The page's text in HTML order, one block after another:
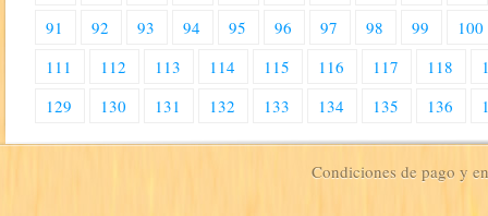
91
92 93 94 95 96 97 98 99
100
111
112 113 114 115 116 117 118
129
130 131 132 133 134 135 136
Condiciones de pago y